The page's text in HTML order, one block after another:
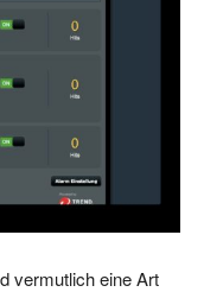
vermutlich eine Art